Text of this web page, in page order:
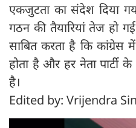
एकजुटता का संदेश दिया
गठन की तैयारियां तेज हो
साबित करता है कि
होता है और हर नेता पार्टी
है।
Edited by: Vrijendra